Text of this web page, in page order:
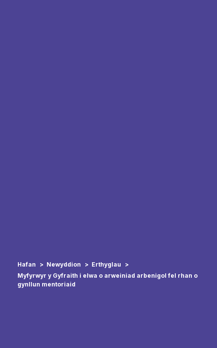
Hafan Newyddion
Erthyglau
Myfyrwyr y Gyfraith i elwa o arweiniad arbenigol fel rhan o
gynllun mentoriaid